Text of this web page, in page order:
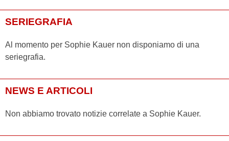
SERIEGRAFIA
Al momento per Sophie Kauer non disponiamo di una
seriegrafia.
NEWS E ARTICOLI
Non abbiamo trovato notizie correlate a Sophie Kauer.